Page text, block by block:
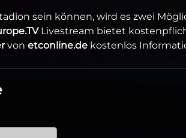
sein können, wird es zwei
Livestream bietet
von etconline.de kostenlos